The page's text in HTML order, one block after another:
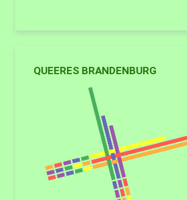
QUEERES BRANDENBURG